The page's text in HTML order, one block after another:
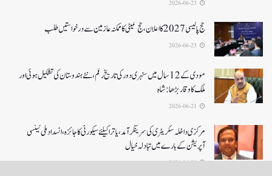
حج پالیسی 2027کا اعلان ،حج کمیٹی کا ممکنہ عازمین سے درخواستیں طلب
مودی کے 12 سال میں سنہری دور کی تاریخ رقم ، نئے ہندوستان کی تشکیل ہوئی اور
ملک کا وقار بڑھا: شاہ
مرکزی داخلہ سکریٹری کی سرینگر آمد ،یاترا کیلئے سیکورٹی کا جائزہ ،انسداد ملی ٹینسی
آپریشن کے بارے میں تبادلہ خیال
2026-06-21